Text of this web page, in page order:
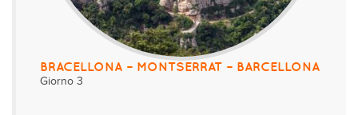
BRACELLONA – MONTSERRAT – BARCELLONA
Giorno 3